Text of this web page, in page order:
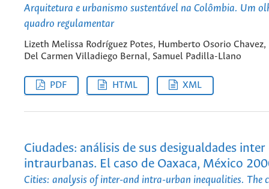
Arquitetura e urbanismo sustentável na Colômbia. Um
quadro regulamentar
Lizeth Melissa Rodríguez Potes, Humberto Osorio
Del Carmen Villadiego Bernal, Samuel Padilla-Llano
PDF HTML XML
Ciudades: análisis de sus desigualdades inter
intraurbanas. El caso de Oaxaca, México
Cities: analysis of inter-and intra-urban inequalities. The